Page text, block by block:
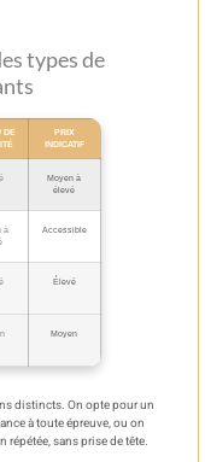
types de
DE
PRIX
INDICATIF
Moyen à
élevé
à
Accessible
Élevé
Moyen
distincts. On opte pour un
à toute épreuve, ou on
sans prise de tête.